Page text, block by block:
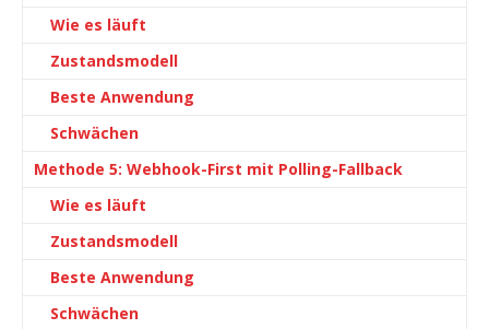
Wie es läuft
Zustandsmodell
Beste Anwendung
Schwächen
Methode 5: Webhook-First mit Polling-Fallback
Wie es läuft
Zustandsmodell
Beste Anwendung
Schwächen